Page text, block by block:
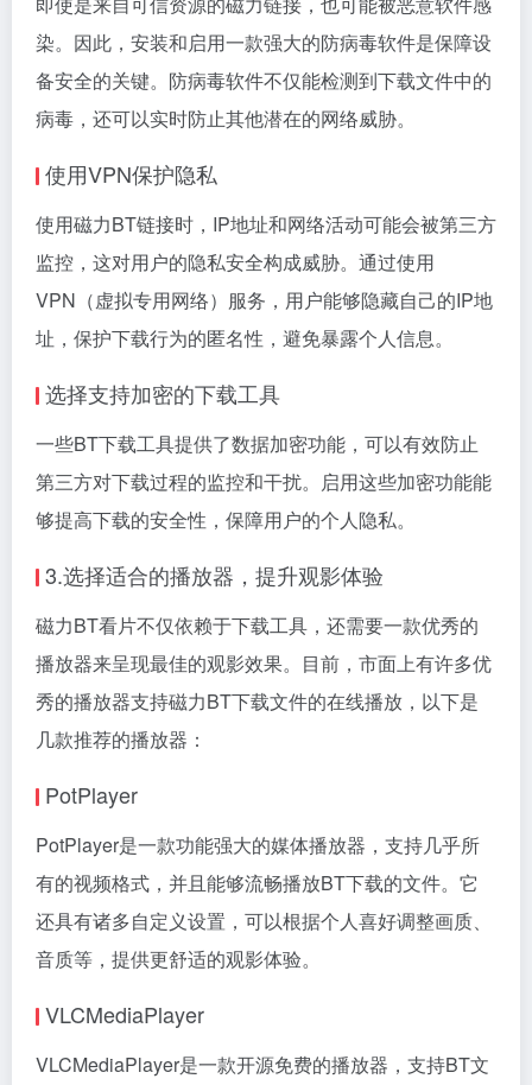
染。因此，安装和启用一款强大的防病毒软件是保障设
备安全的关键。防病毒软件不仅能检测到下载文件中的
病毒，还可以实时防止其他潜在的网络威胁。
使用VPN保护隐私
使用磁力BT链接时，IP地址和网络活动可能会被第三方
监控，这对用户的隐私安全构成威胁。通过使用
VPN（虚拟专用网络）服务，用户能够隐藏自己的IP地
址，保护下载行为的匿名性，避免暴露个人信息。
选择支持加密的下载工具
一些BT下载工具提供了数据加密功能，可以有效防止
第三方对下载过程的监控和干扰。启用这些加密功能能
够提高下载的安全性，保障用户的个人隐私。
3.选择适合的播放器，提升观影体验
磁力BT看片不仅依赖于下载工具，还需要一款优秀的
播放器来呈现最佳的观影效果。目前，市面上有许多优
秀的播放器支持磁力BT下载文件的在线播放，以下是
几款推荐的播放器：
PotPlayer
PotPlayer是一款功能强大的媒体播放器，支持几乎所
有的视频格式，并且能够流畅播放BT下载的文件。它
还具有诸多自定义设置，可以根据个人喜好调整画质、
音质等，提供更舒适的观影体验。
VLCMediaPlayer
VLCMediaPlayer是一款开源免费的播放器，支持BT文